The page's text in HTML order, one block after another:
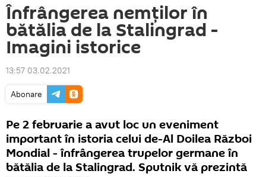
Înfrângerea nemților în
bătălia de la Stalingrad -
Imagini istorice
13:57 03.02.2021
Abonare
Pe 2 februarie a avut loc un eveniment
important în istoria celui de-Al Doilea Război
Mondial - înfrângerea trupelor germane în
bătălia de la Stalingrad. Sputnik vă prezintă